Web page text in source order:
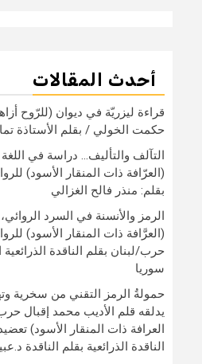
أحدث المقالات
قراءة ليزريّة في ديوان (للرّوح
حكمت الخولي / بقلم الأستاذة
التآلف والتأليف… دراسة في
(العرّافة ذات المنقار الأسود)
بقلم: منذر فالح الغزالي
الرمز والأنسنة في السرد
(العرَّافة ذات المنقار الأسود)
حرب/لبنان بقلم الناقدة
سوريا
حمولةُ الرمز التقني من سخرية
يدلقه قلم الأديب محمد إقبال
العرافة ذات المنقار الأسود)
الناقدة الذرائعية بقلم الناقدة